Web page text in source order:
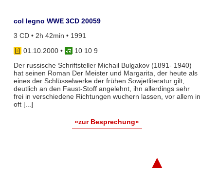
col legno WWE 3CD 20059
3 CD • 2h 42min • 1991
01.10.2000•
10 10 9
Der russische Schriftsteller Michail Bulgakov (1891- 1940)
hat seinen Roman Der Meister und Margarita, der heute als
eines der Schlüsselwerke der frühen Sowjetliteratur gilt,
deutlich an den Faust-Stoff angelehnt, ihn allerdings sehr
frei in verschiedene Richtungen wuchern lassen, vor allem in
oft [...]
»zur Besprechung«
▲